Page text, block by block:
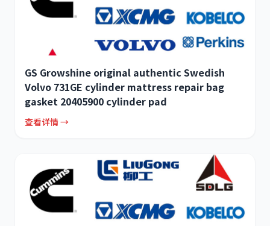
GS Growshine original authentic Swedish
Volvo 731GE cylinder mattress repair bag
gasket 20405900 cylinder pad
查看详情 →